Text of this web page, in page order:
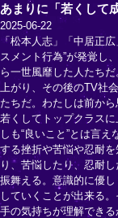
あまりに「若くして
2025-06-22
「松本人志」「中居正
スメント行為”が発覚し
ら一世風靡した人たち
上がり、その後のTV社
たちだ。わたしは前か
若くしてトップクラス
しも“良いこと”とは言
する挫折や苦悩や忍耐
り、苦悩したり、忍耐
振舞える。意識的に優
していくことが出来る
手の気持ちが理解でき